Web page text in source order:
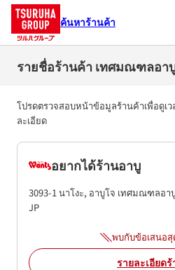
ค้นหาร้านค้า
รายชื่อร้านค้า เทศมณฑลอาบู
โปรดตรวจสอบหน้าข้อมูลร้านค้าเพื่อดูเ
ละเอียด
อยากได้ร้านอาบู
3093-1 นาโงะ, อาบูโจ เทศมณฑลอา
JP
พบกับข้อเสนอสุ
รายละเอียด